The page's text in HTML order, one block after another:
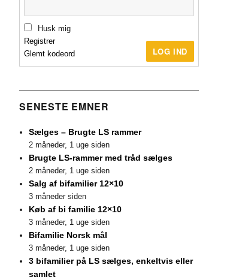
Husk mig
LOG IND
Registrer
Glemt kodeord
SENESTE EMNER
Sælges – Brugte LS rammer
2 måneder, 1 uge siden
Brugte LS-rammer med tråd sælges
2 måneder, 1 uge siden
Salg af bifamilier 12×10
3 måneder siden
Køb af bi familie 12×10
3 måneder, 1 uge siden
Bifamilie Norsk mål
3 måneder, 1 uge siden
3 bifamilier på LS sælges, enkeltvis eller
samlet